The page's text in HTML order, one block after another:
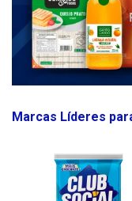
Marcas Líderes